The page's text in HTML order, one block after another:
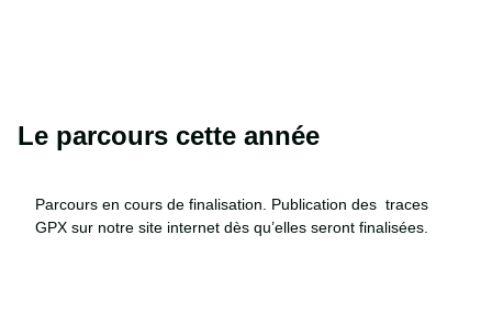
Le parcours cette année​
Parcours en cours de finalisation. Publication des traces
GPX sur notre site internet dès qu’elles seront finalisées.